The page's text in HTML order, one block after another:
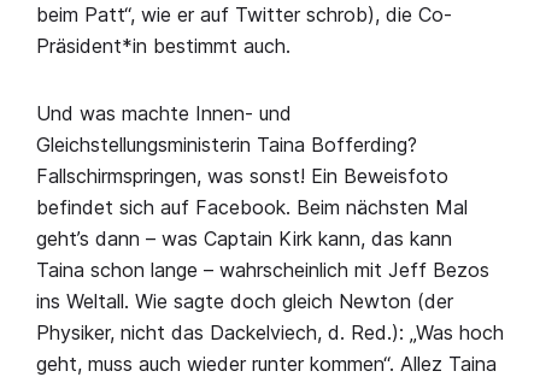
beim Patt“, wie er auf Twitter schrob), die Co-
Präsident*in bestimmt auch.
Und was machte Innen- und
Gleichstellungsministerin Taina Bofferding?
Fallschirmspringen, was sonst! Ein Beweisfoto
befindet sich auf Facebook. Beim nächsten Mal
geht’s dann – was Captain Kirk kann, das kann
Taina schon lange – wahrscheinlich mit Jeff Bezos
ins Weltall. Wie sagte doch gleich Newton (der
Physiker, nicht das Dackelviech, d. Red.): „Was hoch
geht, muss auch wieder runter kommen“. Allez Taina